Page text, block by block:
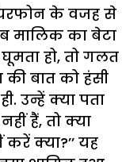
के वजह से
मालिक का बेटा
घूमता हो, तो गलत
की बात को हंसी
ही. उन्हें क्या पता
नहीं हैं, तो क्या
करें क्या?’’ यह